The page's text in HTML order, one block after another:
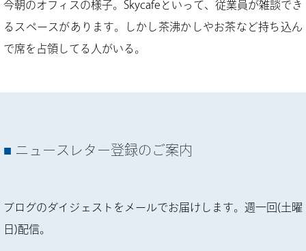
今朝のオフィスの様子。Skycafeといって、従業員が雑談でき
るスペースがあります。しかし茶沸かしやお茶など持ち込ん
で席を占領してる人がいる。
ニュースレター登録のご案内
ブログのダイジェストをメールでお届けします。週一回(土曜
日)配信。